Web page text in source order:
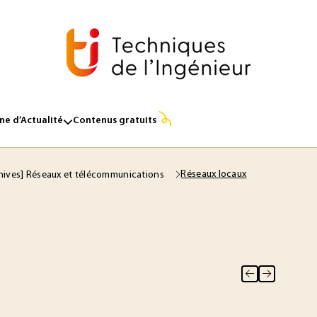
d’Actualité Contenus gratuits
Réseaux et télécommunications Réseaux locaux